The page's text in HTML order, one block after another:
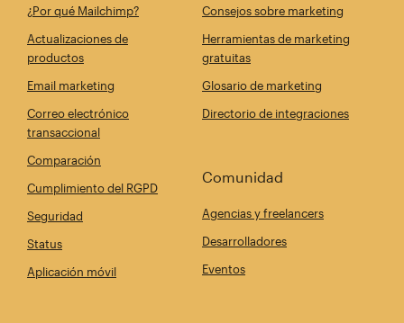
¿Por qué Mailchimp?
Actualizaciones de
productos
Email marketing
Correo electrónico
transaccional
Comparación
Cumplimiento del RGPD
Seguridad
Status
Aplicación móvil
Consejos sobre marketing
Herramientas de marketing
gratuitas
Glosario de marketing
Directorio de integraciones
Comunidad
Agencias y freelancers
Desarrolladores
Eventos